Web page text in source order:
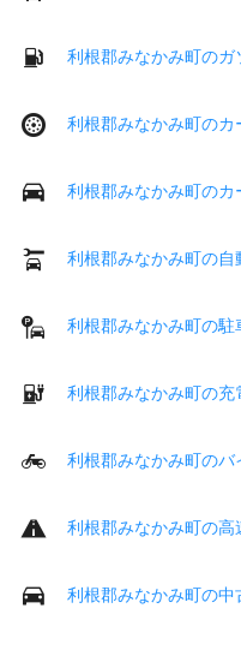
利根郡みなかみ町のガ
利根郡みなかみ町のカ
利根郡みなかみ町のカ
利根郡みなかみ町の自
利根郡みなかみ町の駐
利根郡みなかみ町の充
利根郡みなかみ町のバ
利根郡みなかみ町の高
利根郡みなかみ町の中